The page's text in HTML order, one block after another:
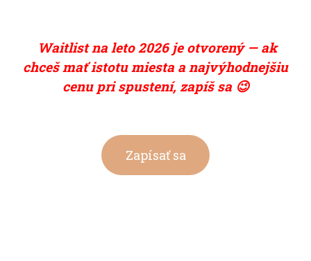
Waitlist na leto 2026 je otvorený — ak
chceš mať istotu miesta a najvýhodnejšiu
cenu pri spustení, zapíš sa 😉
Zapísať sa